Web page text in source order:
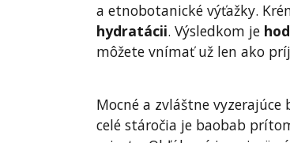
a etnobotanické výťažky.
hydratácii. Výsledkom je
môžete vnímať už len ako
Mocné a zvláštne
celé stáročia je baobab